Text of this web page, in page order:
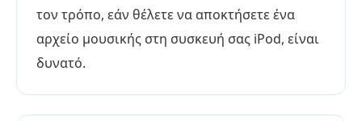
τον τρόπο, εάν θέλετε να αποκτήσετε ένα
αρχείο μουσικής στη συσκευή σας iPod, είναι
δυνατό.